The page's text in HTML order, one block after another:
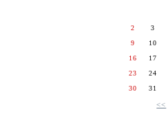
2
3
9
10
16
17
23
24
30
31
<<